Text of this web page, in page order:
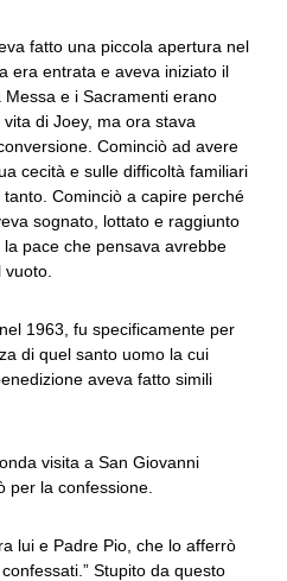
fatto una piccola apertura nel
era entrata e aveva iniziato il
e i Sacramenti erano
di Joey, ma ora stava
Cominciò ad avere
cecità e sulle difficoltà familiari
Cominciò a capire perché
sognato, lottato e raggiunto
pace che pensava avrebbe
1963, fu specificamente per
di quel santo uomo la cui
aveva fatto simili
visita a San Giovanni
per la confessione.
lui e Padre Pio, che lo afferrò
Stupito da questo